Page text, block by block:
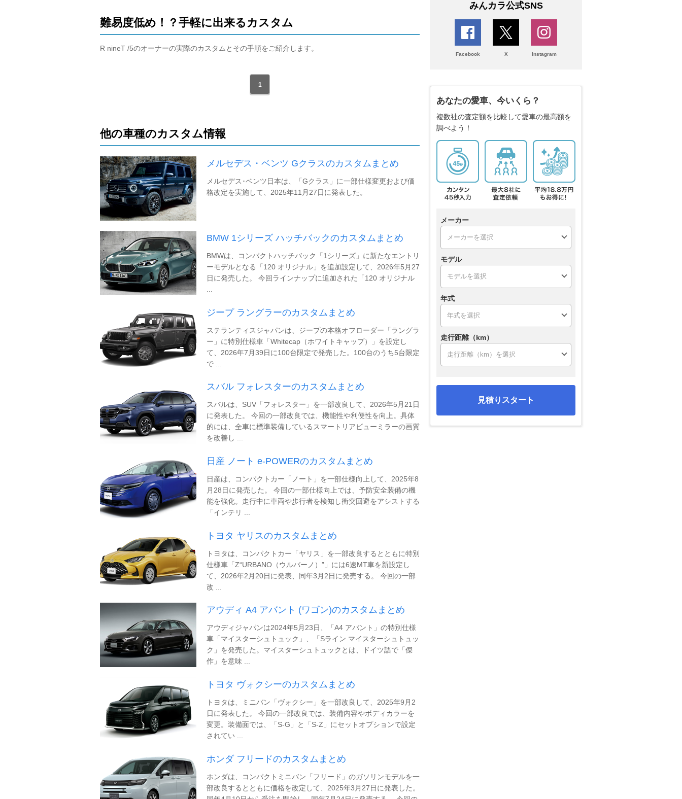
難易度低め！？手軽に出来るカスタム
R nineT /5のオーナーの実際のカスタムとその手順をご紹介します。
1
他の車種のカスタム情報
メルセデス・ベンツ Gクラスのカスタムまとめ
メルセデス･ベンツ日本は、「Gクラス」に一部仕様変更および価
格改定を実施して、2025年11月27日に発表した。
BMW 1シリーズ ハッチバックのカスタムまとめ
BMWは、コンパクトハッチバック「1シリーズ」に新たなエントリ
ーモデルとなる「120 オリジナル」を追加設定して、2026年5月27
日に発売した。 今回ラインナップに追加された「120 オリジナル
ジープ ラングラーのカスタムまとめ
ステランティスジャパンは、ジープの本格オフローダー「ラングラ
ー」に特別仕様車「Whitecap（ホワイトキャップ）」を設定し
て、2026年7月39日に100台限定で発売した。100台のうち5台限定
で ...
スバル フォレスターのカスタムまとめ
スバルは、SUV「フォレスター」を一部改良して、2026年5月21日
に発表した。 今回の一部改良では、機能性や利便性を向上。具体
的には、全車に標準装備しているスマートリアビューミラーの画質
を改善し ...
日産 ノート e-POWERのカスタムまとめ
日産は、コンパクトカー「ノート」を一部仕様向上して、2025年8
月28日に発売した。 今回の一部仕様向上では、予防安全装備の機
能を強化。走行中に車両や歩行者を検知し衝突回避をアシストする
「インテリ ...
トヨタ ヤリスのカスタムまとめ
トヨタは、コンパクトカー「ヤリス」を一部改良するとともに特別
仕様車「Z“URBANO（ウルバーノ）”」には6速MT車を新設定し
て、2026年2月20日に発表、同年3月2日に発売する。 今回の一部
改 ...
アウディ A4 アバント (ワゴン)のカスタムまとめ
アウディジャパンは2024年5月23日、「A4 アバント」の特別仕様
車「マイスターシュトュック」、「Sライン マイスターシュトュッ
ク」を発売した。マイスターシュトュックとは、ドイツ語で「傑
作」を意味 ...
トヨタ ヴォクシーのカスタムまとめ
トヨタは、ミニバン「ヴォクシー」を一部改良して、2025年9月2
日に発表した。 今回の一部改良では、装備内容やボディカラーを
変更。装備面では、「S-G」と「S-Z」にセットオプションで設定
されてい ...
ホンダ フリードのカスタムまとめ
ホンダは、コンパクトミニバン「フリード」のガソリンモデルを一
部改良するとともに価格を改定して、2025年3月27日に発表した。
みんカラ公式SNS
Facebook X Instagram
あなたの愛車、今いくら？
複数社の査定額を比較して愛車の最高額を
調べよう！
メーカー
モデル
年式
走行距離（km）
見積りスタート